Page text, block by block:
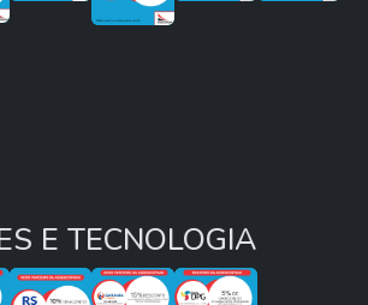
E TECNOLOGIA